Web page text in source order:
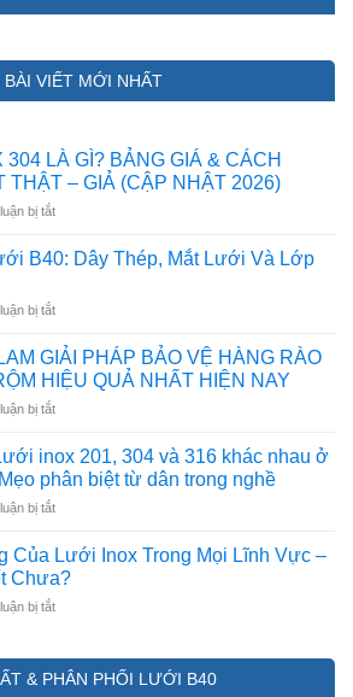
BÀI VIẾT MỚI NHẤT
304 LÀ GÌ? BẢNG GIÁ & CÁCH
THẬT – GIẢ (CẬP NHẬT 2026)
bị tắtở
INOX
GÌ?
GIÁ
&
PHÂN
THẬT
–
2026)
B40: Dây Thép, Mắt Lưới Và Lớp
bị tắtở
Tạo
Lưới
B40:
Dây
Mắt
Lưới
Lớp
Kẽm
GIẢI PHÁP BẢO VỆ HÀNG RÀO
HIỆU QUẢ NHẤT HIỆN NAY
bị tắtở
KẼM
LAM
GIẢI
PHÁP
VỆ
HÀNG
CHỐNG
QUẢ
inox 201, 304 và 316 khác nhau ở
phân biệt từ dân trong nghề
bị tắtở
Biệt
Lưới
inox
201,
316
Của Lưới Inox Trong Mọi Lĩnh Vực –
Chưa?
bị tắtở
Dụng
Của
& PHÂN PHỐI LƯỚI B40